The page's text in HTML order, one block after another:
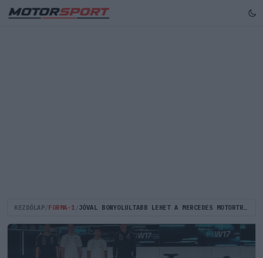
KEZDŐLAP FORMA-1 JÓVAL BONYOLULTABB LEHET A MERCEDES MOTORTRÜKKJE, MINT AZT EREDETILEG GONDOLNI LEHETETT